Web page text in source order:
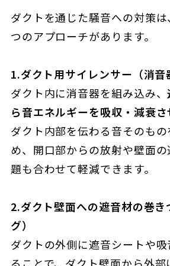
ダクトを通じた騒音への対策
つのアプローチがあります。
1.ダクト用サイレンサー（消音
ダクト内に消音器を組み込み、
ら音エネルギーを吸収・減衰
ダクト内部を伝わる音そのも
め、開口部からの放射や壁面
題も合わせて軽減できます。
2.ダクト壁面への遮音材の巻き
グ）
ダクトの外側に遮音シートや